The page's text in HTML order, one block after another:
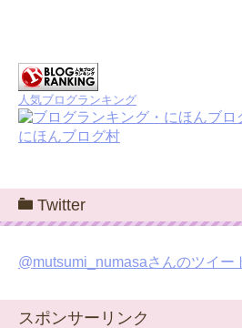
人気ブログランキング
にほんブログ村
Twitter
@mutsumi_numasaさんのツイー
スポンサーリンク